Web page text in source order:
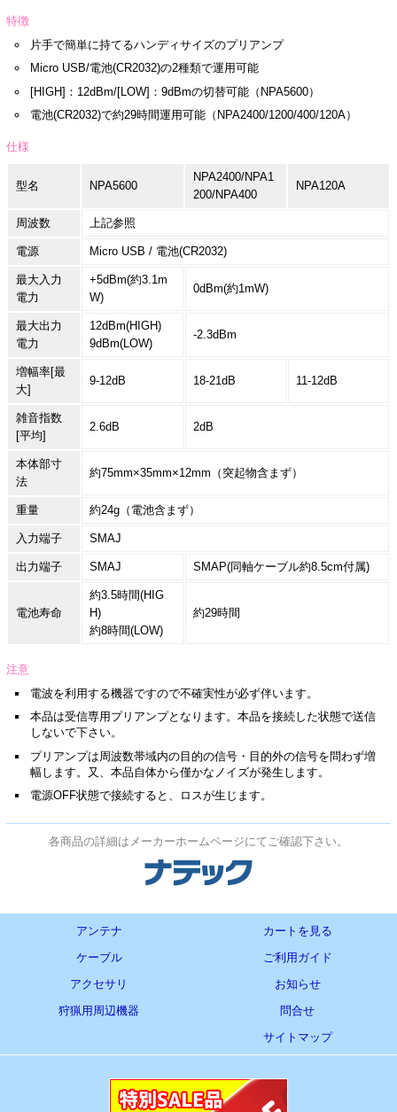
特徴
片手で簡単に持てるハンディサイズのプリアンプ
Micro USB/電池(CR2032)の2種類で運用可能
[HIGH]：12dBm/[LOW]：9dBmの切替可能（NPA5600）
電池(CR2032)で約29時間運用可能（NPA2400/1200/400/120A）
仕様
型名 NPA5600
NPA2400/NPA1
200/NPA400
NPA120A
周波数 上記参照
電源 Micro USB / 電池(CR2032)
最大入力
電力
+5dBm(約3.1m
W)
0dBm(約1mW)
最大出力
電力
12dBm(HIGH)
9dBm(LOW)
-2.3dBm
増幅率[最
大]
9-12dB 18-21dB 11-12dB
雑音指数
[平均]
2.6dB 2dB
本体部寸
法
約75mm×35mm×12mm（突起物含まず）
重量 約24g（電池含まず）
入力端子 SMAJ
出力端子 SMAJ SMAP(同軸ケーブル約8.5cm付属)
電池寿命
約3.5時間(HIG
H)
約8時間(LOW)
約29時間
注意
電波を利用する機器ですので不確実性が必ず伴います。
本品は受信専用プリアンプとなります。本品を接続した状態で送信
しないで下さい。
プリアンプは周波数帯域内の目的の信号・目的外の信号を問わず増
幅します。又、本品自体から僅かなノイズが発生します。
電源OFF状態で接続すると、ロスが生じます。
各商品の詳細はメーカーホームページにてご確認下さい。
アンテナ
ケーブル
アクセサリ
狩猟用周辺機器
カートを見る
ご利用ガイド
お知らせ
問合せ
サイトマップ